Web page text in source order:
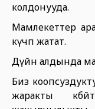
колдонууда.
Мамлекеттер
күчөп жатат.
Дүйнө алдында
Биз
жаракты